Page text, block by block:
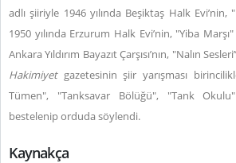
adlı şiiriyle 1946 yılında Beşiktaş Halk Evi’nin,
1950 yılında Erzurum Halk Evi’nin, "Yiba
Ankara Yıldırım Bayazıt Çarşısı’nın, "Nalın
Hakimiyetgazetesinin şiir yarışması
Tümen", "Tanksavar Bölüğü", "Tank
bestelenip orduda söylendi.
Kaynakça